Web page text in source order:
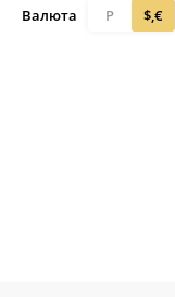
Валюта Р $,€